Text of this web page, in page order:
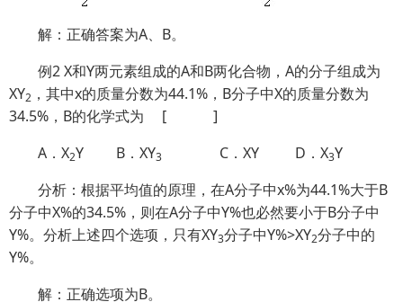
解：正确答案为A、B。
例2 X和Y两元素组成的A和B两化合物，A的分子组成为
XY2 ，其中x的质量分数为44.1%，B分子中X的质量分数为
34.5%，B的化学式为 [ ]
A．X2Y B．XY3 C．XY D．X3Y
分析：根据平均值的原理，在A分子中x%为44.1%大于B
分子中X%的34.5%，则在A分子中Y%也必然要小于B分子中
Y%。分析上述四个选项，只有XY3分子中Y%>XY2分子中的
Y%。
解：正确选项为B。